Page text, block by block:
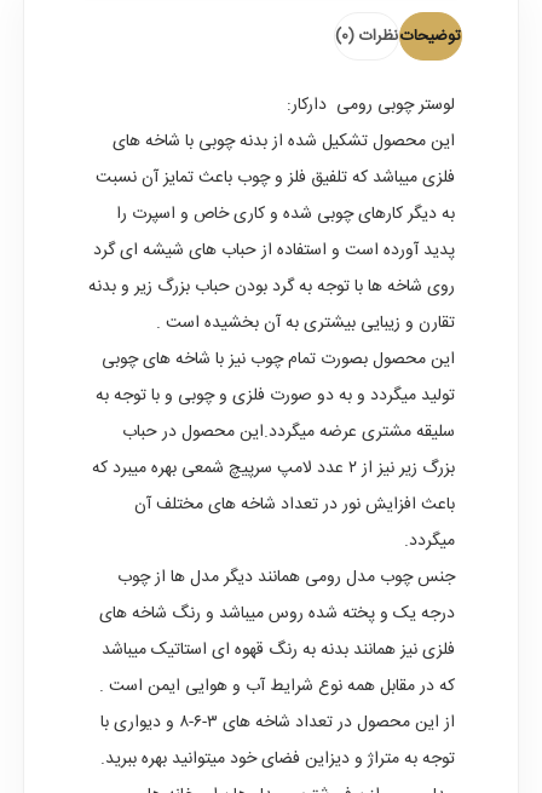
توضیحاتنظرات (0)
لوستر چوبی رومی دارکار:
این محصول تشکیل شده از بدنه چوبی با شاخه های
فلزی میباشد که تلفیق فلز و چوب باعث تمایز آن نسبت
به دیگر کارهای چوبی شده و کاری خاص و اسپرت را
پدید آورده است و استفاده از حباب های شیشه ای گرد
روی شاخه ها با توجه به گرد بودن حباب بزرگ زیر و بدنه
تقارن و زیبایی بیشتری به آن بخشیده است .
این محصول بصورت تمام چوب نیز با شاخه های چوبی
تولید میگردد و به دو صورت فلزی و چوبی و با توجه به
سلیقه مشتری عرضه میگردد.این محصول در حباب
بزرگ زیر نیز از ۲ عدد لامپ سرپیچ شمعی بهره میبرد که
باعث افزایش نور در تعداد شاخه های مختلف آن
میگردد.
جنس چوب مدل رومی همانند دیگر مدل ها از چوب
درجه یک و پخته شده روس میباشد و رنگ شاخه های
فلزی نیز همانند بدنه به رنگ قهوه ای استاتیک میباشد
که در مقابل همه نوع شرایط آب و هوایی ایمن است .
از این محصول در تعداد شاخه های ۳-۶-۸ و دیواری با
توجه به متراژ و دیزاین فضای خود میتوانید بهره ببرید.